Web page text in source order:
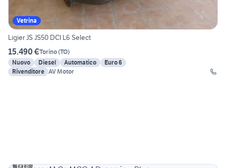
Vetrina
Ligier JS JS50 DCI L6 Select
15.490 €Torino(TO)
Nuovo
Diesel Automatico
Euro 6
Rivenditore AV Motor
8